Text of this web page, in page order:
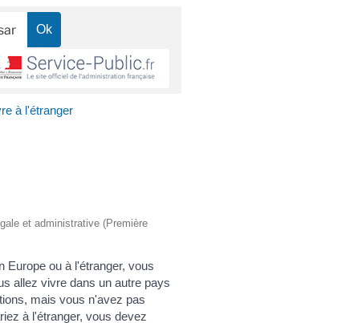
à l'étranger
et administrative (Première
Europe ou à l'étranger, vous
allez vivre dans un autre pays
mais vous n'avez pas
à l'étranger, vous devez